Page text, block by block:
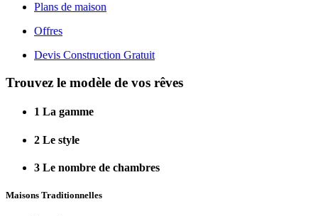
Plans de maison
Offres
Devis Construction Gratuit
Trouvez le modèle de vos rêves
1 La gamme
2 Le style
3 Le nombre de chambres
Maisons Traditionnelles